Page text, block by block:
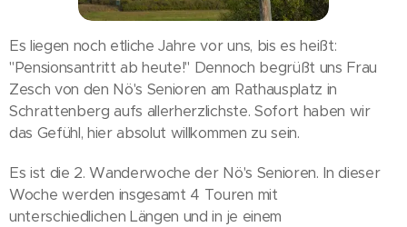
Es liegen noch etliche Jahre vor uns, bis es heißt:
"Pensionsantritt ab heute!" Dennoch begrüßt uns Frau
Zesch von den Nö's Senioren am Rathausplatz in
Schrattenberg aufs allerherzlichste. Sofort haben wir
das Gefühl, hier absolut willkommen zu sein.
Es ist die 2. Wanderwoche der Nö's Senioren. In dieser
Woche werden insgesamt 4 Touren mit
unterschiedlichen Längen und in je einem